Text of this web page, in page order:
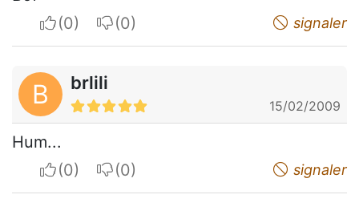
I apreciateI do not appreciate signaler
B brlili
15/02/2009
Hum...
I apreciateI do not appreciate signaler